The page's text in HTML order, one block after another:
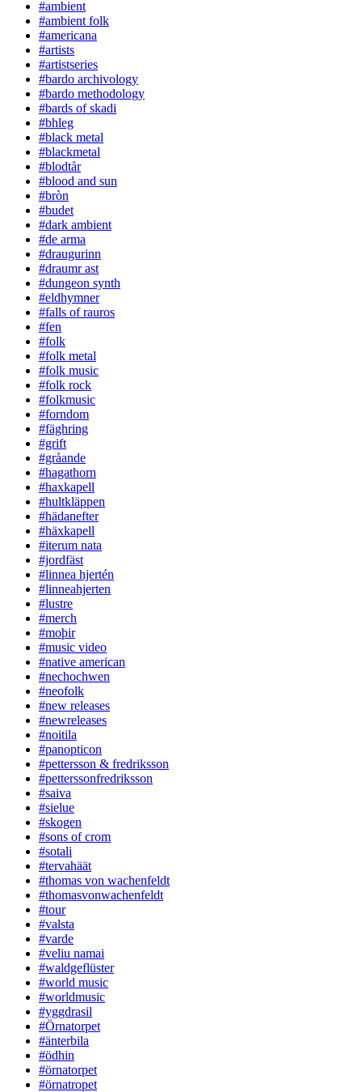
#ambient
#ambient folk
#americana
#artists
#artistseries
#bardo archivology
#bardo methodology
#bards of skadi
#bhleg
#black metal
#blackmetal
#blodtår
#blood and sun
#bròn
#budet
#dark ambient
#de arma
#draugurinn
#draumr ast
#dungeon synth
#eldhymner
#falls of rauros
#fen
#folk
#folk metal
#folk music
#folk rock
#folkmusic
#forndom
#fäghring
#grift
#gråande
#hagathorn
#haxkapell
#hultkläppen
#hädanefter
#häxkapell
#iterum nata
#jordfäst
#linnea hjertén
#linneahjerten
#lustre
#merch
#moþir
#music video
#native american
#nechochwen
#neofolk
#new releases
#newreleases
#noitila
#panopticon
#pettersson & fredriksson
#petterssonfredriksson
#saiva
#sielue
#skogen
#sons of crom
#sotali
#tervahäät
#thomas von wachenfeldt
#thomasvonwachenfeldt
#tour
#valsta
#varde
#veliu namai
#waldgeflüster
#world music
#worldmusic
#yggdrasil
#Örnatorpet
#änterbila
#ödhin
#örnatorpet
#örnatropet